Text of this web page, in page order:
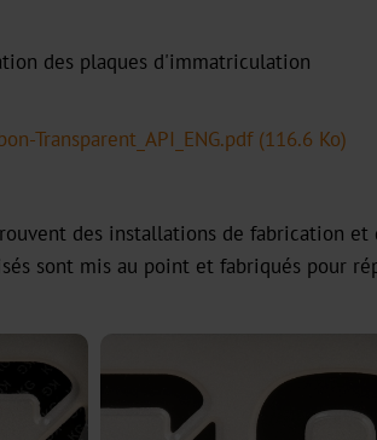
des plaques d'immatriculation
Transparent_API_ENG.pdf (116.6 Ko)
des installations de fabrication et
sont mis au point et fabriqués pour